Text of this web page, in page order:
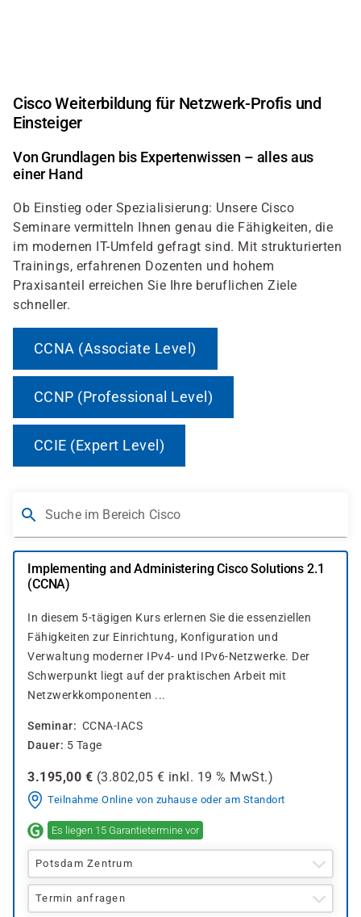
Cisco Weiterbildung für Netzwerk-Profis und
Einsteiger
Von Grundlagen bis Expertenwissen – alles aus
einer Hand
Ob Einstieg oder Spezialisierung: Unsere Cisco
Seminare vermitteln Ihnen genau die Fähigkeiten, die
im modernen IT-Umfeld gefragt sind. Mit strukturierten
Trainings, erfahrenen Dozenten und hohem
Praxisanteil erreichen Sie Ihre beruflichen Ziele
schneller.
CCNA (Associate Level)
CCNP (Professional Level)
CCIE (Expert Level)
Suche im Bereich Cisco
Implementing and Administering Cisco Solutions 2.1
(CCNA)
In diesem 5-tägigen Kurs erlernen Sie die essenziellen
Fähigkeiten zur Einrichtung, Konfiguration und
Verwaltung moderner IPv4- und IPv6-Netzwerke. Der
Schwerpunkt liegt auf der praktischen Arbeit mit
Netzwerkkomponenten ...
Seminar
CCNA-IACS
Dauer
5 Tage
3.195,00 € (3.802,05 € inkl. 19 % MwSt.)
Teilnahme Online von zuhause oder am Standort
Es liegen 15 Garantietermine vor
Potsdam Zentrum
Termin anfragen